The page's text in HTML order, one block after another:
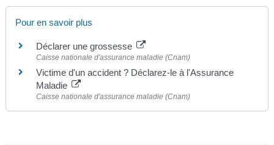
Pour en savoir plus
Déclarer une grossesse
Caisse nationale d'assurance maladie (Cnam)
Victime d'un accident ? Déclarez-le à l'Assurance
Maladie
Caisse nationale d'assurance maladie (Cnam)